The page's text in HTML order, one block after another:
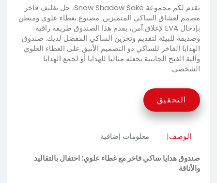
نقدم لكم مجموعة Snow Shadow Sake، حل تغليف فاخر
مصمم لعشاق الساكي المتميزين. مصنوع بغطاء علوي ومبطن
بإدخال EVA لإغلاق آمن، يقدم هذا الصندوق طريقة راقية
وصديقة للبيئة لتقديم وتخزين الساكي المفضل لديك. صندوق
الهدايا الفاخر للساكي ذو التصميم الأنيق على الغطاء العلوي
وآلية الفتح الجانبية يجعله مثاليا للهدايا أو لجمع الهدايا
الشخصي.
التحقيق
الوصف معلومات إضافية
صندوق هدايا ساكي فاخر مع غطاء علوي: احتفال بالتقاليد
والأناقة